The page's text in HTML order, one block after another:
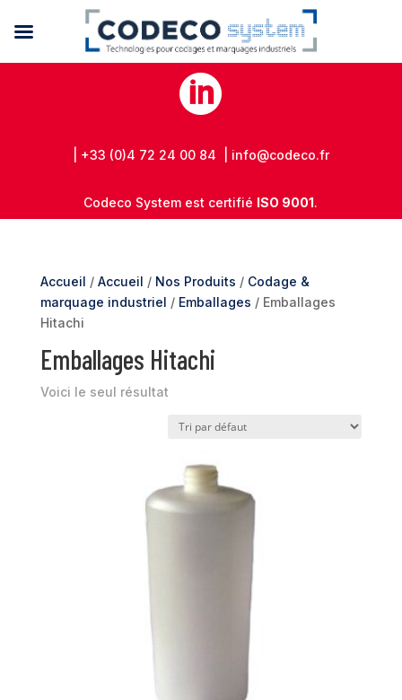

| +33 (0)4 72 24 00 84 | info@codeco.fr
Codeco System est certifié ISO 9001.
Accueil / Accueil / Nos Produits / Codage &
marquage industriel / Emballages / Emballages
Hitachi
Emballages Hitachi
Voici le seul résultat